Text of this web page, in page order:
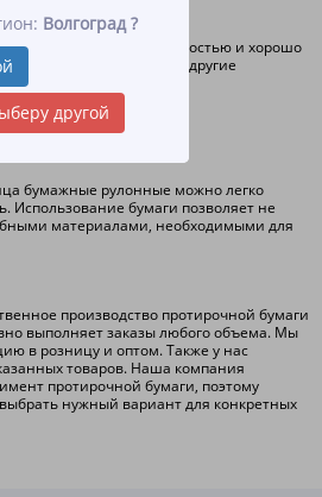
Волгоград ?
другой
рулонах отличается мягкостью и хорошо
имеют также и другие
бумажные рулонные можно легко
Использование бумаги позволяет не
материалами, необходимыми для
производство протирочной бумаги
выполняет заказы любого объема. Мы
в розницу и оптом. Также у нас
товаров. Наша компания
протирочной бумаги, поэтому
нужный вариант для конкретных